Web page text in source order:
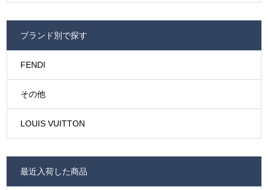
ブランド別で探す
FENDI
その他
LOUIS VUITTON
最近入荷した商品